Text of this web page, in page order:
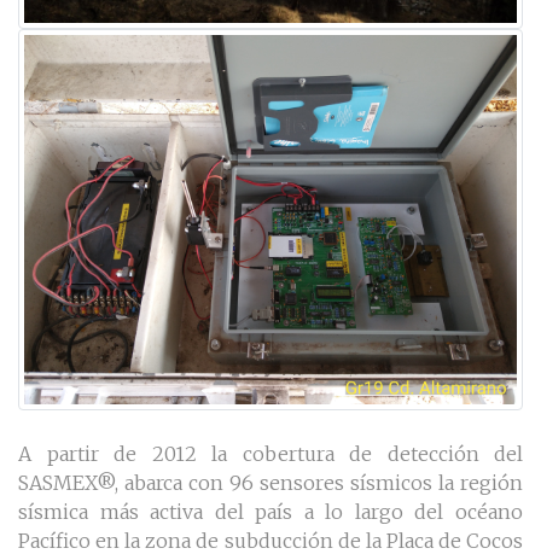
A partir de 2012 la cobertura de detección del
SASMEX®, abarca con 96 sensores sísmicos la región
sísmica más activa del país a lo largo del océano
Pacífico en la zona de subducción de la Placa de Cocos